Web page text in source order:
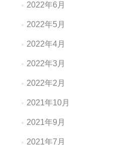
2022年6月
2022年5月
2022年4月
2022年3月
2022年2月
2021年10月
2021年9月
2021年7月